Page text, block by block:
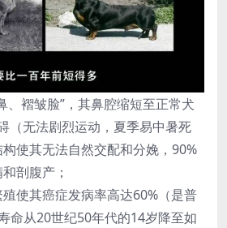
、褶皱脸”，其鼻腔缩短至正常犬
（无法剧烈运动，夏季易中暑死
使其无法自然交配和分娩，90%
剖腹产；
使其癌症发病率高达60%（是普
命从20世纪50年代的14岁降至如